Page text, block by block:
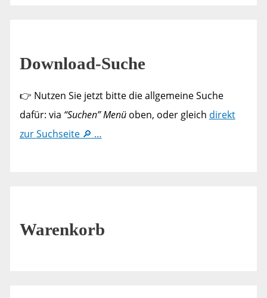
Download-Suche
👉 Nutzen Sie jetzt bitte die allgemeine Suche
dafür: via “Suchen” Menüoben, oder gleich direkt
zur Suchseite 🔎 …
Warenkorb